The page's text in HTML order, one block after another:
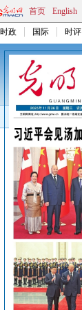
首页 English
时政 国际 时评